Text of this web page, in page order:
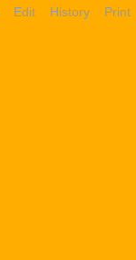
Edit History Print